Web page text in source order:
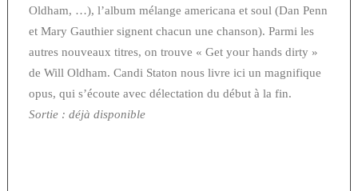
Oldham, …), l’album mélange americana et soul (Dan Penn
et Mary Gauthier signent chacun une chanson). Parmi les
autres nouveaux titres, on trouve « Get your hands dirty »
de Will Oldham. Candi Staton nous livre ici un magnifique
opus, qui s’écoute avec délectation du début à la fin.
Sortie : déjà disponible